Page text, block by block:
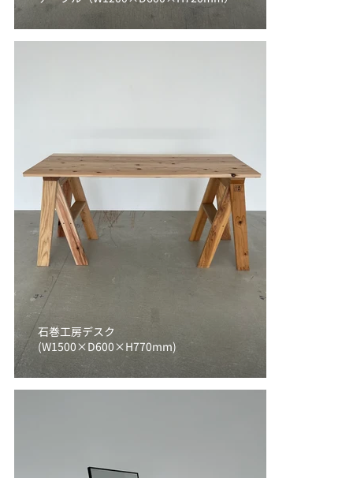
石巻工房デスク
(W1500×D600×H770mm)